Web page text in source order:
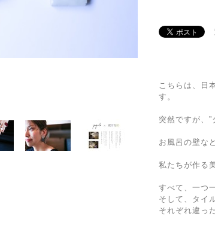
こちらは、日
す。
突然ですが、
お風呂の壁な
私たちが作る
すべて、一つ
そして、タイ
それぞれ違っ